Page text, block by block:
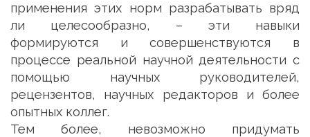
применения этих норм разрабатывать вряд
ли целесообразно, – эти навыки
формируются и совершенствуются в
процессе реальной научной деятельности с
помощью научных руководителей,
рецензентов, научных редакторов и более
опытных коллег.
Тем более, невозможно придумать